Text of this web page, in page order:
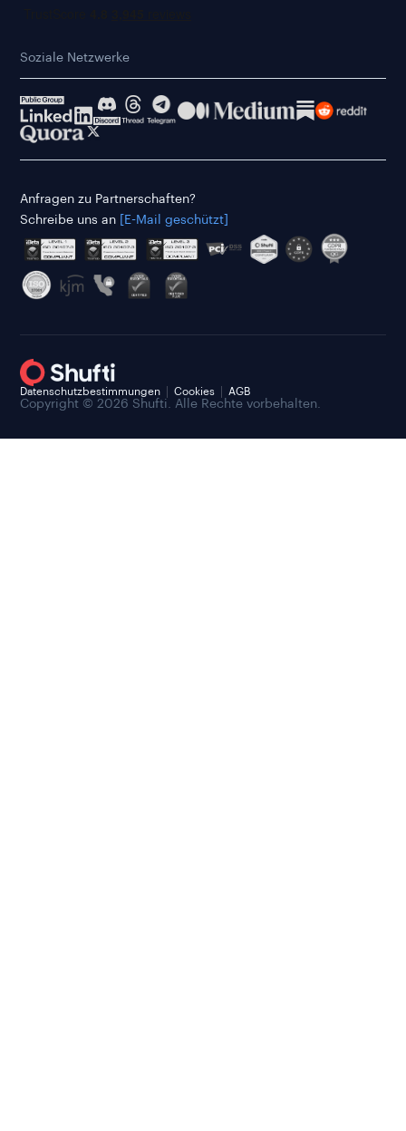
Soziale Netzwerke
Anfragen zu Partnerschaften?
Schreibe uns an
[E-Mail geschützt]
Copyright © 2026 Shufti. Alle Rechte vorbehalten.
Datenschutzbestimmungen Cookies AGB